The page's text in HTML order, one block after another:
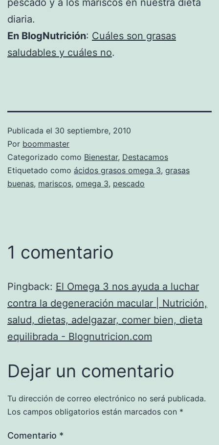
diaria.
En BlogNutrición: Cuáles son grasas
saludables y cuáles no.
Publicada el 30 septiembre, 2010
Por boommaster
Categorizado como Bienestar, Destacamos
Etiquetado como ácidos grasos omega 3, grasas
buenas, mariscos, omega 3, pescado
1 comentario
Pingback: El Omega 3 nos ayuda a luchar
contra la degeneración macular | Nutrición,
salud, dietas, adelgazar, comer bien, dieta
equilibrada - Blognutricion.com
Dejar un comentario
Tu dirección de correo electrónico no será publicada.
Los campos obligatorios están marcados con *
Comentario *